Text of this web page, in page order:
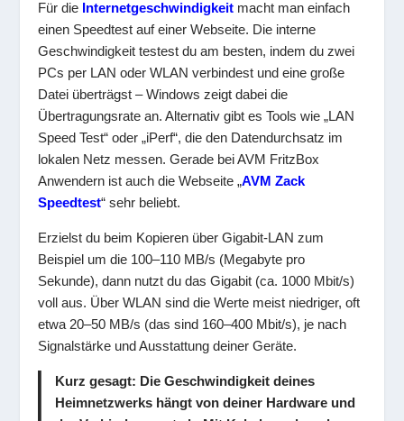
Für die Internetgeschwindigkeit macht man einfach
einen Speedtest auf einer Webseite. Die interne
Geschwindigkeit testest du am besten, indem du zwei
PCs per LAN oder WLAN verbindest und eine große
Datei überträgst – Windows zeigt dabei die
Übertragungsrate an. Alternativ gibt es Tools wie „LAN
Speed Test“ oder „iPerf“, die den Datendurchsatz im
lokalen Netz messen. Gerade bei AVM FritzBox
Anwendern ist auch die Webseite „AVM Zack
Speedtest“ sehr beliebt.
Erzielst du beim Kopieren über Gigabit-LAN zum
Beispiel um die 100–110 MB/s (Megabyte pro
Sekunde), dann nutzt du das Gigabit (ca. 1000 Mbit/s)
voll aus. Über WLAN sind die Werte meist niedriger, oft
etwa 20–50 MB/s (das sind 160–400 Mbit/s), je nach
Signalstärke und Ausstattung deiner Geräte.
Kurz gesagt: Die Geschwindigkeit deines
Heimnetzwerks hängt von deiner Hardware und